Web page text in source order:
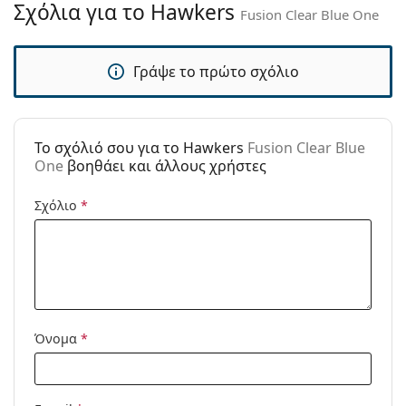
Άλλα
Τύπος:
Unisex
Γυαλιά Ηλίου Επώνυμες Μάρκες
Χρήση:
Μόδα
Μοντέλο:
Fusion Clear Blue One
Σχόλια για το Hawkers Fusion Clear Blue One
Γράψε το πρώτο σχόλιο
To σχόλιό σου για το Hawkers Fusion Clear Blue
One βοηθάει και άλλους χρήστες
Σχόλιο *
Όνομα *